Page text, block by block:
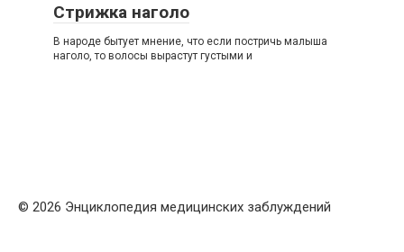
Стрижка наголо
В народе бытует мнение, что если постричь малыша
наголо, то волосы вырастут густыми и
© 2026 Энциклопедия медицинских заблуждений